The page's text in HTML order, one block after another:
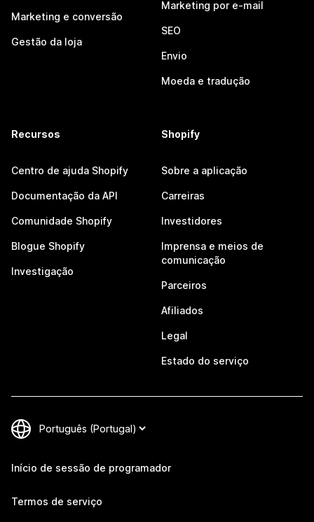
Marketing e conversão
Gestão da loja
Marketing por e-mail
SEO
Envio
Moeda e tradução
Recursos
Centro de ajuda Shopify
Documentação da API
Comunidade Shopify
Blogue Shopify
Investigação
Shopify
Sobre a aplicação
Carreiras
Investidores
Imprensa e meios de
comunicação
Parceiros
Afiliados
Legal
Estado do serviço
Início de sessão de programador
Termos de serviço